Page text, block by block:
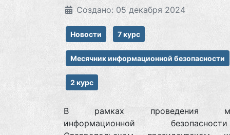
Создано: 05 декабря 2024
Новости 7 курс
Месячник информационной безопасности
2 курс
В рамках проведения
информационной